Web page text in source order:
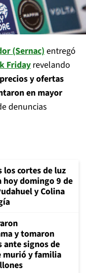
(Sernac) entregó
Friday revelando
y ofertas
en mayor
denuncias
los cortes de luz
hoy domingo 9 de
y Colina
y tomaron
ante signos de
murió y familia